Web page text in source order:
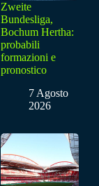
Zweite
Bundesliga,
Bochum Hertha:
probabili
formazioni e
pronostico
7 Agosto
2026